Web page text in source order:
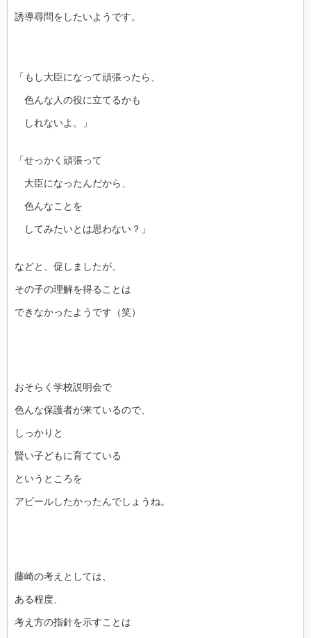
誘導尋問をしたいようです。
「もし大臣になって頑張ったら、
色んな人の役に立てるかも
しれないよ。」
「せっかく頑張って
大臣になったんだから、
色んなことを
してみたいとは思わない？」
などと、促しましたが、
その子の理解を得ることは
できなかったようです（笑）
おそらく学校説明会で
色んな保護者が来ているので、
しっかりと
賢い子どもに育てている
というところを
アピールしたかったんでしょうね。
藤崎の考えとしては、
ある程度、
考え方の指針を示すことは